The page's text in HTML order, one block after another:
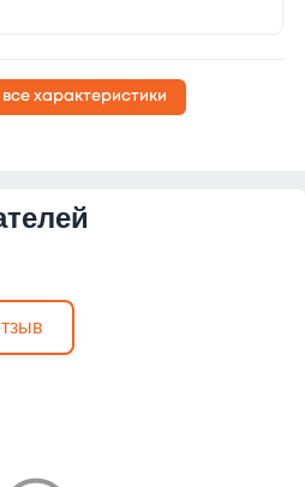
все характеристики